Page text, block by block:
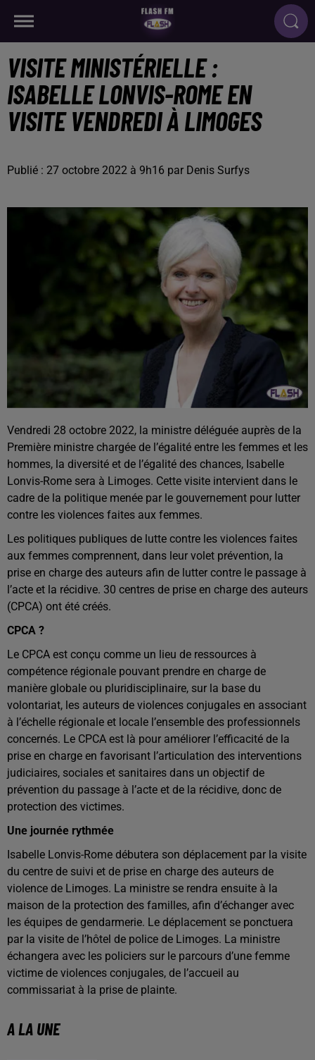
VISITE MINISTÉRIELLE :
ISABELLE LONVIS-ROME EN
VISITE VENDREDI À LIMOGES
Publié : 27 octobre 2022 à 9h16 par Denis Surfys
Vendredi 28 octobre 2022, la ministre déléguée auprès de la
Première ministre chargée de l’égalité entre les femmes et les
hommes, la diversité et de l’égalité des chances, Isabelle
Lonvis-Rome sera à Limoges. Cette visite intervient dans le
cadre de la politique menée par le gouvernement pour lutter
contre les violences faites aux femmes.
Les politiques publiques de lutte contre les violences faites
aux femmes comprennent, dans leur volet prévention, la
prise en charge des auteurs afin de lutter contre le passage à
l’acte et la récidive. 30 centres de prise en charge des auteurs
(CPCA) ont été créés.
CPCA ?
Le CPCA est conçu comme un lieu de ressources à
compétence régionale pouvant prendre en charge de
manière globale ou pluridisciplinaire, sur la base du
volontariat, les auteurs de violences conjugales en associant
à l’échelle régionale et locale l’ensemble des professionnels
concernés. Le CPCA est là pour améliorer l’efficacité de la
prise en charge en favorisant l’articulation des interventions
judiciaires, sociales et sanitaires dans un objectif de
prévention du passage à l’acte et de la récidive, donc de
protection des victimes.
Une journée rythmée
Isabelle Lonvis-Rome débutera son déplacement par la visite
du centre de suivi et de prise en charge des auteurs de
violence de Limoges. La ministre se rendra ensuite à la
maison de la protection des familles, afin d’échanger avec
les équipes de gendarmerie. Le déplacement se ponctuera
par la visite de l’hôtel de police de Limoges. La ministre
échangera avec les policiers sur le parcours d’une femme
victime de violences conjugales, de l’accueil au
commissariat à la prise de plainte.
A LA UNE